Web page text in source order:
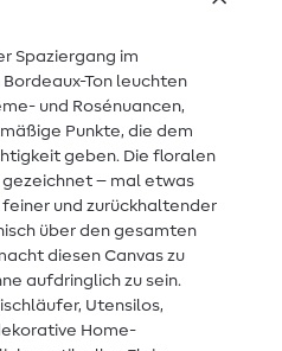
Spaziergang im
Ton leuchten
und Rosénuancen,
Punkte, die dem
geben. Die floralen
– mal etwas
und zurückhaltender
über den gesamten
diesen Canvas zu
aufdringlich zu sein.
Utensilos,
Home-